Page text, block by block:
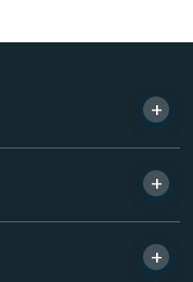
+
+
+